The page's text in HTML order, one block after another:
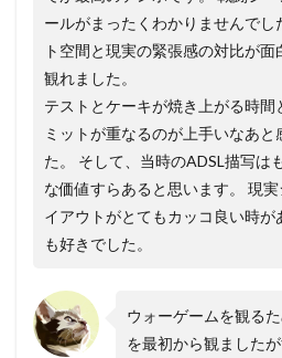
ールがまったくわかりませんでし
ト空間と現実の緊張感の対比が面
観れました。
テストとケーキが焼き上がる時間
ミットが重なるのが上手いなあと
た。 そして、当時のADSL描写は
な価値すらあると思います。 現
イアウトがとてもカッコ良い時が
も好きでした。
ウォーゲームを観る
を最初から観ました